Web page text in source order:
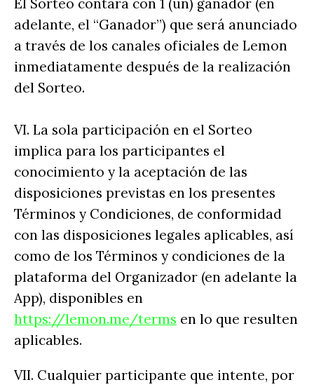
El Sorteo contará con 1 (un) ganador (en
adelante, el “Ganador”) que será anunciado
a través de los canales oficiales de Lemon
inmediatamente después de la realización
del Sorteo.
VI. La sola participación en el Sorteo
implica para los participantes el
conocimiento y la aceptación de las
disposiciones previstas en los presentes
Términos y Condiciones, de conformidad
con las disposiciones legales aplicables, así
como de los Términos y condiciones de la
plataforma del Organizador (en adelante la
App), disponibles en
https://lemon.me/terms en lo que resulten
aplicables.
VII. Cualquier participante que intente, por